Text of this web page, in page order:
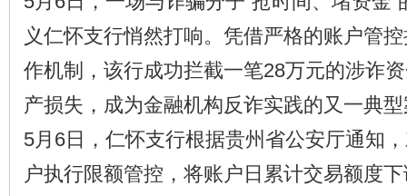
义仁怀支行悄然打响。凭借严格的账户管
作机制，该行成功拦截一笔28万元的涉诈
产损失，成为金融机构反诈实践的又一典
5月6日，仁怀支行根据贵州省公安厅通知
户执行限额管控，将账户日累计交易额度